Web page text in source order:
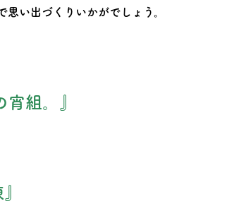
い出づくりいかがでしょう。
宵組。』